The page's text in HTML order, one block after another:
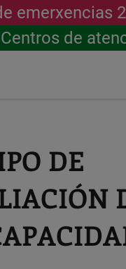
emerxencias
Centros de
DE